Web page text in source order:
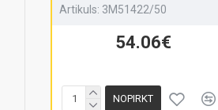
Artikuls: 3M51422/50
54.06€
NOPIRKT